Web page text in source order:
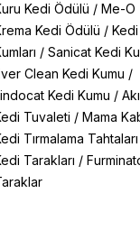
Kedi Ödülü / Me-O
Kedi Ödülü / Kedi
/ Sanicat Kedi
Clean Kedi Kumu /
Kedi Kumu /
Tuvaleti / Mama
Tırmalama Tahtaları
Tarakları /